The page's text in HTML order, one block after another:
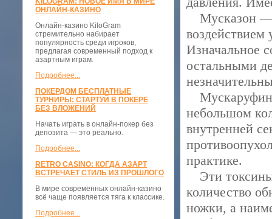
ОНЛАЙН-КАЗИНО
Онлайн-казино KiloGram
стремительно набирает
популярность среди игроков,
предлагая современный подход к
азартным играм.
Подробнее...
ПОКЕРДОМ БЕСПЛАТНЫЕ
ТУРНИРЫ: СТАРТУЙ В ПОКЕРЕ
БЕЗ ВЛОЖЕНИЙ
Начать играть в онлайн-покер без
депозита — это реально.
Подробнее...
RETRO CASINO: КОГДА АЗАРТ
ВСТРЕЧАЕТ СТИЛЬ ИЗ ПРОШЛОГО
В мире современных онлайн-казино
всё чаще появляется тяга к классике.
Подробнее...
Мусказон —
воздействием
Изначальное
остальными
Мускаруфин
небольшом
внутренней
практике.
Эти токсины
количество
ножки, а